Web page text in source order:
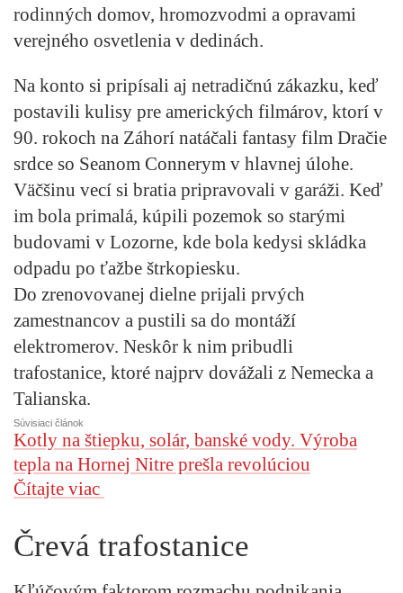
rodinných domov, hromozvodmi a opravami
verejného osvetlenia v dedinách.
Na konto si pripísali aj netradičnú zákazku, keď
postavili kulisy pre amerických filmárov, ktorí v
90. rokoch na Záhorí natáčali fantasy film Dračie
srdce so Seanom Connerym v hlavnej úlohe.
Väčšinu vecí si bratia pripravovali v garáži. Keď
im bola primalá, kúpili pozemok so starými
budovami v Lozorne, kde bola kedysi skládka
odpadu po ťažbe štrkopiesku.
Do zrenovovanej dielne prijali prvých
zamestnancov a pustili sa do montáží
elektromerov. Neskôr k nim pribudli
trafostanice, ktoré najprv dovážali z Nemecka a
Talianska.
Súvisiaci článok
Kotly na štiepku, solár, banské vody. Výroba
tepla na Hornej Nitre prešla revolúciou
Čítajte viac
Črevá trafostanice